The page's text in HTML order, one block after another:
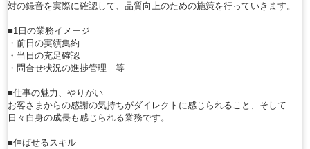
対の録音を実際に確認して、品質向上のための施策を行っていきます。
■1日の業務イメージ
・前日の実績集約
・当日の充足確認
・問合せ状況の進捗管理 等
■仕事の魅力、やりがい
お客さまからの感謝の気持ちがダイレクトに感じられること、そして
日々自身の成長も感じられる業務です。
■伸ばせるスキル